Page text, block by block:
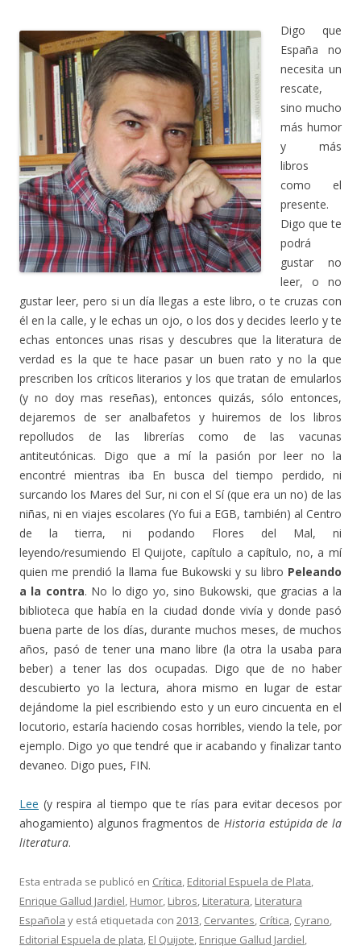
Digo que
España no
necesita un
rescate,
sino mucho
más humor
y más
libros
como el
presente.
Digo que te
podrá
gustar no
leer, o no
gustar leer, pero si un día llegas a este libro, o te cruzas con
él en la calle, y le echas un ojo, o los dos y decides leerlo y te
echas entonces unas risas y descubres que la literatura de
verdad es la que te hace pasar un buen rato y no la que
prescriben los críticos literarios y los que tratan de emularlos
(y no doy mas reseñas), entonces quizás, sólo entonces,
dejaremos de ser analbafetos y huiremos de los libros
repolludos de las librerías como de las vacunas
antiteutónicas. Digo que a mí la pasión por leer no la
encontré mientras iba En busca del tiempo perdido, ni
surcando los Mares del Sur, ni con el Sí (que era un no) de las
niñas, ni en viajes escolares (Yo fui a EGB, también) al Centro
de la tierra, ni podando Flores del Mal, ni
leyendo/resumiendo El Quijote, capítulo a capítulo, no, a mí
quien me prendió la llama fue Bukowski y su libro Peleando
a la contra. No lo digo yo, sino Bukowski, que gracias a la
biblioteca que había en la ciudad donde vivía y donde pasó
buena parte de los días, durante muchos meses, de muchos
años, pasó de tener una mano libre (la otra la usaba para
beber) a tener las dos ocupadas. Digo que de no haber
descubierto yo la lectura, ahora mismo en lugar de estar
dejándome la piel escribiendo esto y un euro cincuenta en el
locutorio, estaría haciendo cosas horribles, viendo la tele, por
ejemplo. Digo yo que tendré que ir acabando y finalizar tanto
devaneo. Digo pues, FIN.
Lee (y respira al tiempo que te rías para evitar decesos por
ahogamiento) algunos fragmentos de Historia estúpida de la
literatura.
Esta entrada se publicó en Crítica, Editorial Espuela de Plata,
Enrique Gallud Jardiel, Humor, Libros, Literatura, Literatura
Española y está etiquetada con 2013, Cervantes, Crítica, Cyrano,
Editorial Espuela de plata, El Quijote, Enrique Gallud Jardiel,